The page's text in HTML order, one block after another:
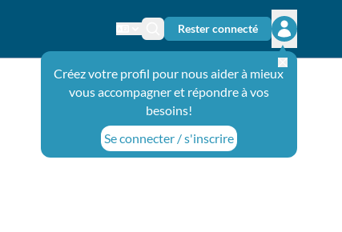
Changer de langue
Icône de recherche
Rester connecté
Ouvrir le
Créez votre profil pour nous aider à mieux
vous accompagner et répondre à vos
besoins!
Se connecter / s'inscrire